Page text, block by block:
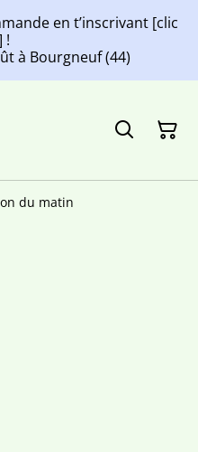
en t’inscrivant [clic
!
à Bourgneuf (44)
du matin